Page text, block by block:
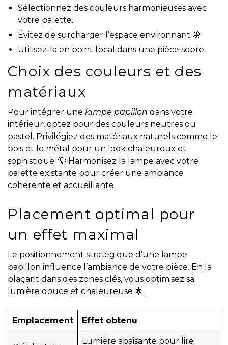
Sélectionnez des couleurs harmonieuses avec
votre palette.
Évitez de surcharger l’espace environnant 🦋
Utilisez-la en point focal dans une pièce sobre.
Choix des couleurs et des
matériaux
Pour intégrer une lampe papillon dans votre
intérieur, optez pour des couleurs neutres ou
pastel. Privilégiez des matériaux naturels comme le
bois et le métal pour un look chaleureux et
sophistiqué. 💡 Harmonisez la lampe avec votre
palette existante pour créer une ambiance
cohérente et accueillante.
Placement optimal pour
un effet maximal
Le positionnement stratégique d’une lampe
papillon influence l’ambiance de votre pièce. En la
plaçant dans des zones clés, vous optimisez sa
lumière douce et chaleureuse 🌟.
Emplacement Effet obtenu
Lumière apaisante pour lire